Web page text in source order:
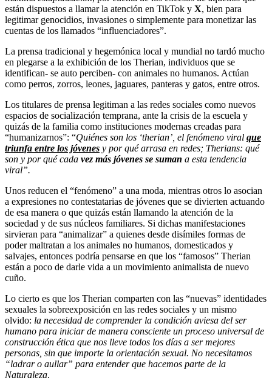
están dispuestos a llamar la atención en TikTok y X, bien para
legitimar genocidios, invasiones o simplemente para monetizar las
cuentas de los llamados “influenciadores”.
La prensa tradicional y hegemónica local y mundial no tardó mucho
en plegarse a la exhibición de los Therian, individuos que se
identifican- se auto perciben- con animales no humanos. Actúan
como perros, zorros, leones, jaguares, panteras y gatos, entre otros.
Los titulares de prensa legitiman a las redes sociales como nuevos
espacios de socialización temprana, ante la crisis de la escuela y
quizás de la familia como instituciones modernas creadas para
“humanizarnos”: “Quiénes son los ‘therian’, el fenómeno viral que
triunfa entre los jóvenes y por qué arrasa en redes; Therians: qué
son y por qué cada vez más jóvenes se suman a esta tendencia
viral”.
Unos reducen el “fenómeno” a una moda, mientras otros lo asocian
a expresiones no contestatarias de jóvenes que se divierten actuando
de esa manera o que quizás están llamando la atención de la
sociedad y de sus núcleos familiares. Si dichas manifestaciones
sirvieran para “animalizar” a quienes desde disímiles formas de
poder maltratan a los animales no humanos, domesticados y
salvajes, entonces podría pensarse en que los “famosos” Therian
están a poco de darle vida a un movimiento animalista de nuevo
cuño.
Lo cierto es que los Therian comparten con las “nuevas” identidades
sexuales la sobreexposición en las redes sociales y un mismo
olvido: la necesidad de comprender la condición aviesa del ser
humano para iniciar de manera consciente un proceso universal de
construcción ética que nos lleve todos los días a ser mejores
personas, sin que importe la orientación sexual. No necesitamos
“ladrar o aullar” para entender que hacemos parte de la
Naturaleza.